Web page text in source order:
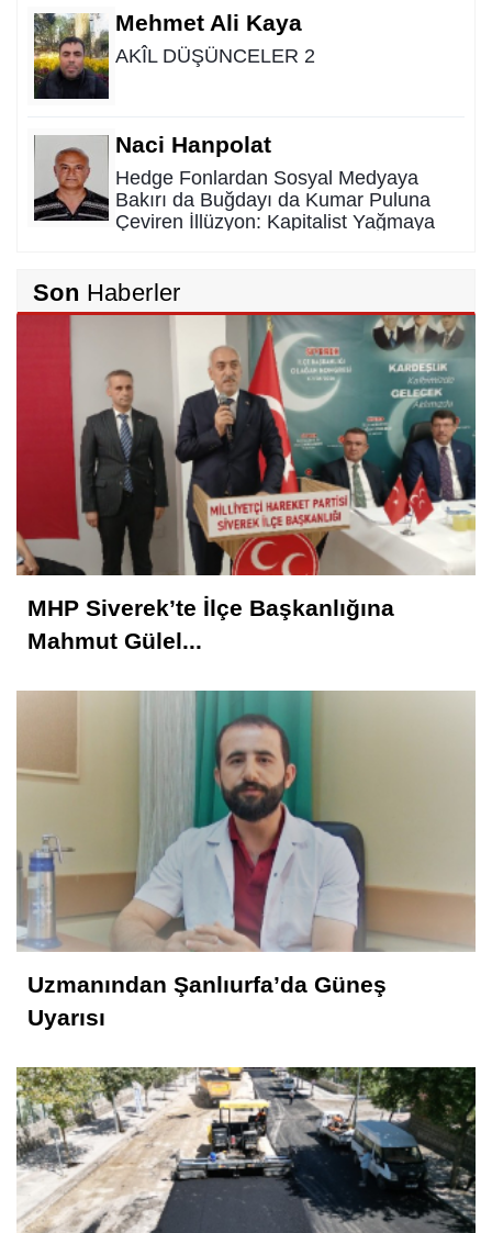
Mehmet Ali Kaya
AKÎL DÜŞÜNCELER 2
Naci Hanpolat
Hedge Fonlardan Sosyal Medyaya
Bakırı da Buğdayı da Kumar Puluna
Çeviren İllüzyon: Kapitalist Yağmaya
SAHİDEN ŞANLIURFA SAHİPSİZ Mİ?
Cemil Yeşildağ
Dersa Mentikî û Lûyê
Mustafa Karadağlı
NİTELİK
Hasan Baydilli
YAPMALI?
KONUK YAZAR
Rahmet İkliminin Zirvesi Kadir Gecesi
Muhammed Nur
28 Şubat Süreci ve Siverek 16
Selahattin İlhan Sonbayram
Mahmut Hanpolat
Adanmış bir hayat: Neşet Hoca
Son Haberler
MHP Siverek’te İlçe Başkanlığına
Mahmut Gülel...
Uzmanından Şanlıurfa’da Güneş
Uyarısı